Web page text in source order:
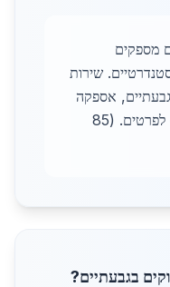
מספקים
שירות
אספקה
ישירה לאתרי בנייה. /contact לפרטים. (85
בגבעתיים?